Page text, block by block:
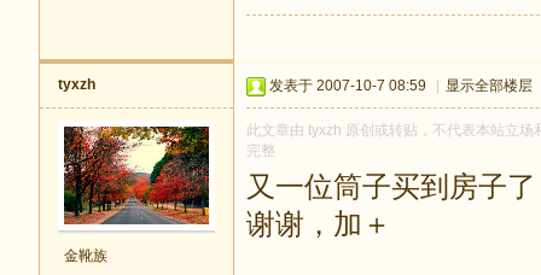
tyxzh
金靴族
发表于 2007-10-7 08:59 显示全部楼层
此文章由 tyxzh 原创或转贴，不代表本站立
完整
又一位筒子买到房子
谢谢，加＋